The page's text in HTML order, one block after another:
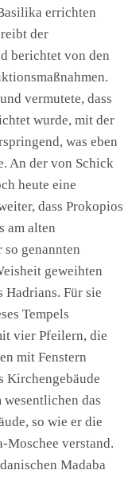
errichten
der
berichtet von den
vermutete, dass
wurde, mit der
was eben
An der von Schick
heute eine
dass Prokopios
am alten
so genannten
geweihten
Hadrians. Für sie
Tempels
vier Pfeilern, die
mit Fenstern
Kirchengebäude
das
so wie er die
Moschee verstand.
Madaba